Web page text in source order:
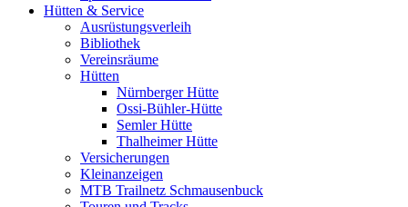
Hütten & Service
Ausrüstungsverleih
Bibliothek
Vereinsräume
Hütten
Nürnberger Hütte
Ossi-Bühler-Hütte
Semler Hütte
Thalheimer Hütte
Versicherungen
Kleinanzeigen
MTB Trailnetz Schmausenbuck